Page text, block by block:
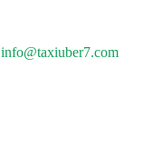
info@taxiuber7.com